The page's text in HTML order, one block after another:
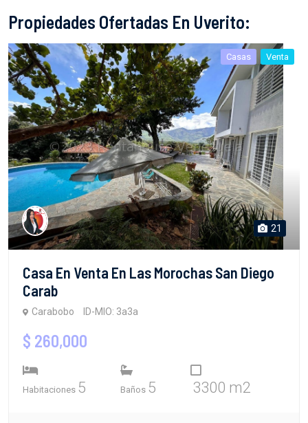
Propiedades Ofertadas En Uverito:
Casas Venta
21
Casa En Venta En Las Morochas San Diego
Carab
Carabobo ID-MIO: 3a3a
$ 260,000
Habitaciones 5 Baños 5 3300 m2